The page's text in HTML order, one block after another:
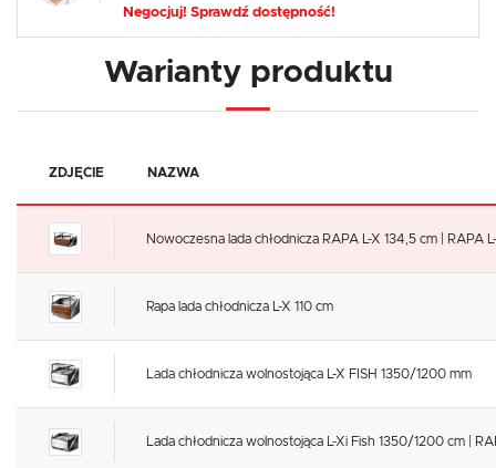
Negocjuj! Sprawdź dostępność!
Warianty produktu
ZDJĘCIE NAZWA
Nowoczesna lada chłodnicza RAPA L-X 134,5 cm | RAPA
Rapa lada chłodnicza L-X 110 cm
Lada chłodnicza wolnostojąca L-X FISH 1350/1200 mm
Lada chłodnicza wolnostojąca L-Xi Fish 1350/1200 cm |